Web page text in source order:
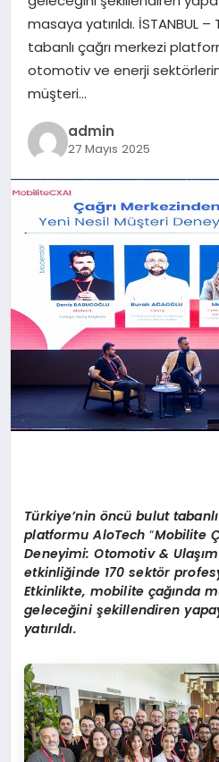
YAŞAM
masaya yatırıldı. İSTANBUL
tabanlı çağrı merkezi
otomotiv ve enerji
müşteri…
admin
27 Mayıs 2025
Türkiye’nin öncü bulut
platformu AloTech“Mobilite
Deneyimi: Otomotiv &
etkinliğinde 170 sektör
Etkinlikte, mobilite çağında
geleceğini şekillendiren
yatırıldı.